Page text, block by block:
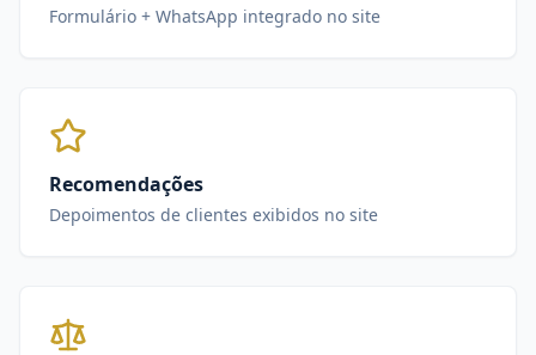
Formulário + WhatsApp integrado no site
Recomendações
Depoimentos de clientes exibidos no site